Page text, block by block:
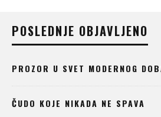
POSLEDNJE OBJAVLJENO
PROZOR U SVET MODERNOG
ČUDO KOJE NIKADA NE SPAVA